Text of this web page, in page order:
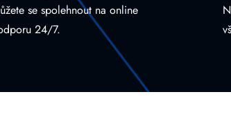
se spolehnout na online
24/7.